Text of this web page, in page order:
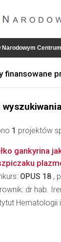
Narodowym
finansowane
wyszukiwania
1 projektów
gankyrina
OPUS 18 ,
dr hab.
Hematologii